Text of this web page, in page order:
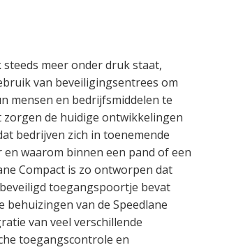
meer onder druk staat,
van beveiligingsentrees om
mensen en bedrijfsmiddelen te
de huidige ontwikkelingen
bedrijven zich in toenemende
waarom binnen een pand of een
Compact is zo ontworpen dat
toegangspoortje bevat
behuizingen van de Speedlane
van veel verschillende
toegangscontrole en